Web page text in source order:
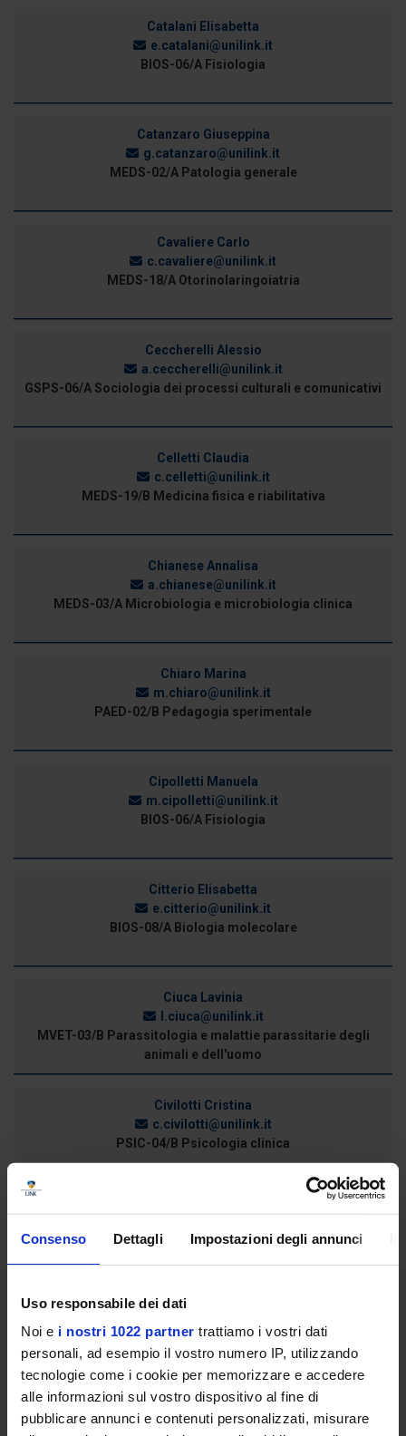
Consenso Dettagli Impostazioni degli annunci
Uso responsabile dei dati
Noi e i nostri 1022 partner trattiamo i vostri dati
personali, ad esempio il vostro numero IP, utilizzando
tecnologie come i cookie per memorizzare e accedere
alle informazioni sul vostro dispositivo al fine di
pubblicare annunci e contenuti personalizzati, misurare
Catalani Elisabetta
e.catalani@unilink.it
BIOS-06/A Fisiologia
Catanzaro Giuseppina
g.catanzaro@unilink.it
MEDS-02/A Patologia generale
Cavaliere Carlo
c.cavaliere@unilink.it
MEDS-18/A Otorinolaringoiatria
Ceccherelli Alessio
a.ceccherelli@unilink.it
GSPS-06/A Sociologia dei processi culturali e comunicativi
Celletti Claudia
c.celletti@unilink.it
MEDS-19/B Medicina fisica e riabilitativa
Chianese Annalisa
a.chianese@unilink.it
MEDS-03/A Microbiologia e microbiologia clinica
Chiaro Marina
m.chiaro@unilink.it
PAED-02/B Pedagogia sperimentale
Cipolletti Manuela
m.cipolletti@unilink.it
BIOS-06/A Fisiologia
Citterio Elisabetta
e.citterio@unilink.it
BIOS-08/A Biologia molecolare
Ciuca Lavinia
l.ciuca@unilink.it
MVET-03/B Parassitologia e malattie parassitarie degli
animali e dell'uomo
Civilotti Cristina
c.civilotti@unilink.it
PSIC-04/B Psicologia clinica
Conforti Claudio
c.conforti@unilink.it
MEDS-10/C Malattie cutanee e veneree
s.consalvi@unilink.it
CHEM-07/A Chimica farmaceutica
Costa Gianluca